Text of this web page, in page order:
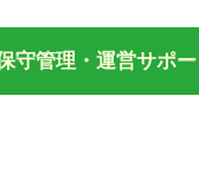
守管理・運営サポー